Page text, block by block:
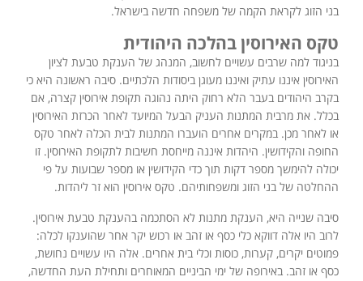
בני הזוג לקראת הקמה של משפחה חדשה בישראל.
טקס האירוסין בהלכה היהודית
בניגוד למה שרבים עשויים לחשוב, המנהג של הענקת טבעת לציון
האירוסין איננו עתיק ואיננו מעוגן ביסודות הלכתיים. סיבה ראשונה היא כי
בקרב היהודים בעבר הלא רחוק היתה נהוגה תקופת אירוסין קצרה, אם
בכלל. את מרבית המתנות העניק הבעל המיועד לאחר הכרזת האירוסין
או לאחר מכן. במקרים אחרים הועברו המתנות לבית הכלה לאחר טקס
החופה והקידושין. היהדות איננה מייחסת חשיבות לתקופת האירוסין. זו
יכולה להימשך מספר דקות תוך כדי הקידושין או מספר שבועות על פי
ההחלטה של בני הזוג ומשפחותיהם. טקס אירוסין הוא זר ליהדות.
סיבה שנייה היא, הענקת מתנות לא הסתכמה בהענקת טבעת אירוסין.
לרוב היו אלה דווקא כלי כסף או זהב או רכוש יקר אחר שהוענקו לכלה:
פמוטים יקרים, קערות, כוסות וכלי בית אחרים. אלה היו עשויים נחושת,
כסף או זהב. באירופה של ימי הביניים המאוחרים ותחילת העת החדשה,